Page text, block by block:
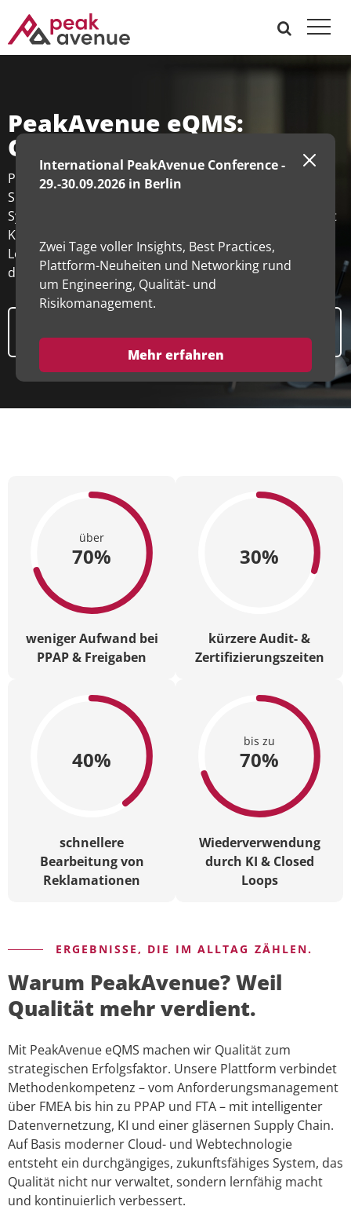
PeakAvenue eQMS:
Qualität neu definiert
PeakAvenue verbindet Engineering, Qualität, Safety und
Supply Chain in einem enhanced Quality Management
System. Unser eQMS schafft digitale Transparenz, nutzt
KI für intelligente Prozesse und ermöglicht Closed
Loops, die Qualität kontinuierlich verbessern – entlang
des gesamten Produktlebenszyklus.
Management
International PeakAvenue Conference -
29.-30.09.2026 in Berlin
Zwei Tage voller Insights, Best Practices,
Plattform-Neuheiten und Networking rund
um Engineering, Qualität- und
Risikomanagement.
Mehr erfahren
über
70%
weniger Aufwand bei
PPAP & Freigaben
30%
kürzere Audit- &
Zertifizierungszeiten
40%
schnellere
Bearbeitung von
Reklamationen
bis zu
70%
Wiederverwendung
durch KI & Closed
Loops
ERGEBNISSE, DIE IM ALLTAG ZÄHLEN.
Warum PeakAvenue? Weil
Qualität mehr verdient.
Mit PeakAvenue eQMS machen wir Qualität zum
strategischen Erfolgsfaktor. Unsere Plattform verbindet
Methodenkompetenz – vom Anforderungsmanagement
über FMEA bis hin zu PPAP und FTA – mit intelligenter
Datenvernetzung, KI und einer gläsernen Supply Chain.
Auf Basis moderner Cloud- und Webtechnologie
entsteht ein durchgängiges, zukunftsfähiges System, das
Qualität nicht nur verwaltet, sondern lernfähig macht
und kontinuierlich verbessert.